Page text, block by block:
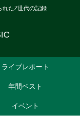
れたZ世代の記録
ライブレポート
年間ベスト
イベント